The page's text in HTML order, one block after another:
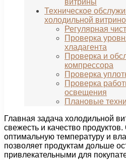
витрины
Техническое
холодильной
Регулярная
Проверка
хладагента
Проверка и
компрессора
Проверка
Проверка
освещения
Плановые
Главная задача холодильной
свежесть и качество
оптимальную температуру и
позволяет продуктам дольше
привлекательными для